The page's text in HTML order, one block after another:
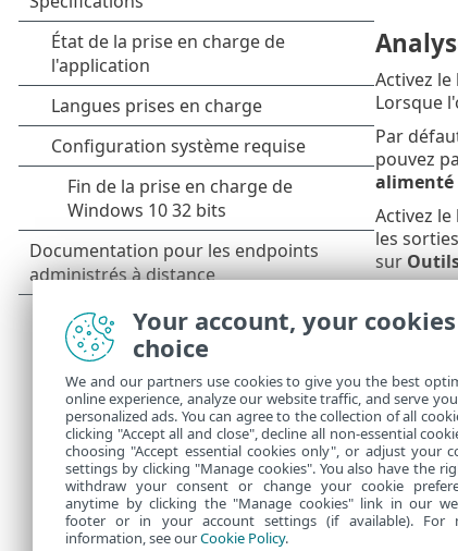
Activez
Lorsque
Par
pouvez
alimenté
Activez
les
sur
Your account, your cookies
choice
We and our partners use cookies to give you the best
online experience, analyze our website traffic, and serve
personalized ads. You can agree to the collection of all
clicking "Accept all and close", decline all non-essential
choosing "Accept essential cookies only", or adjust your
settings by clicking "Manage cookies". You also have the
withdraw your consent or change your cookie
anytime by clicking the "Manage cookies" link in our
footer or in your account settings (if available). For
information, see ourCookie Policy.